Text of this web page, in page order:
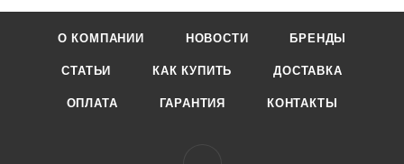
О КОМПАНИИ НОВОСТИ БРЕНДЫ
СТАТЬИ КАК КУПИТЬ ДОСТАВКА
ОПЛАТА ГАРАНТИЯ КОНТАКТЫ